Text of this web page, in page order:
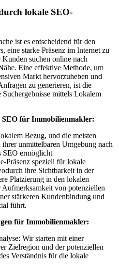
lokale SEO-
ist es entscheidend für den
eine starke Präsenz im Internet zu
suchen online nach
Eine effektive Methode, um
Markt hervorzuheben und
zu generieren, ist die
mittels Lokalem
für Immobilienmakler:
Bezug, und die meisten
unmittelbaren Umgebung nach
SEO ermöglicht
Präsenz speziell für lokale
ihre Sichtbarkeit in der
Platzierung in den lokalen
Aufmerksamkeit von potenziellen
stärkeren Kundenbindung und
führt.
für Immobilienmakler:
Wir starten mit einer
Zielregion und der potenziellen
Verständnis für die lokale